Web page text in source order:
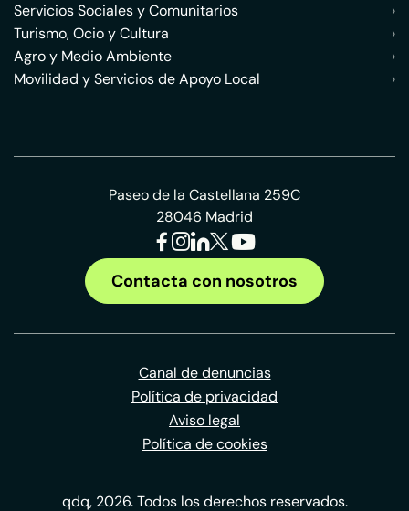
Servicios Sociales y Comunitarios
›
Turismo, Ocio y Cultura
›
Agro y Medio Ambiente
›
Movilidad y Servicios de Apoyo Local
›
Paseo de la Castellana 259C
28046 Madrid
Contacta con nosotros
Canal de denuncias
Política de privacidad
Aviso legal
Política de cookies
qdq, 2026. Todos los derechos reservados.